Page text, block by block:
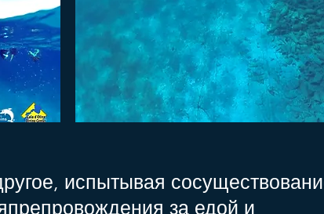
испытывая
за едой и